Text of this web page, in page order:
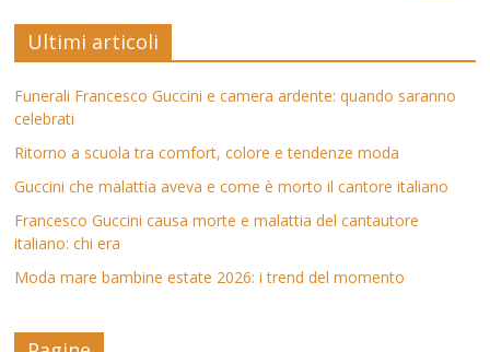
Ultimi articoli
Funerali Francesco Guccini e camera ardente: quando saranno
celebrati
Ritorno a scuola tra comfort, colore e tendenze moda
Guccini che malattia aveva e come è morto il cantore italiano
Francesco Guccini causa morte e malattia del cantautore
italiano: chi era
Moda mare bambine estate 2026: i trend del momento